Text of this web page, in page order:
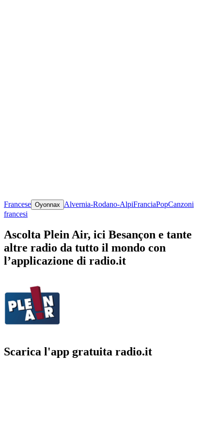
Francese Oyonnax Alvernia-Rodano-AlpiFranciaPopCanzoni
francesi
Ascolta Plein Air, ici Besançon e tante
altre radio da tutto il mondo con
l’applicazione di radio.it
Scarica l'app gratuita radio.it